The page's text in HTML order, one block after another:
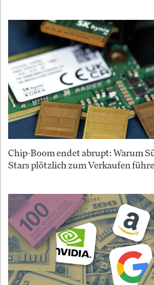
Chip-Boom endet abrupt: Warum
Stars plötzlich zum Verkaufen